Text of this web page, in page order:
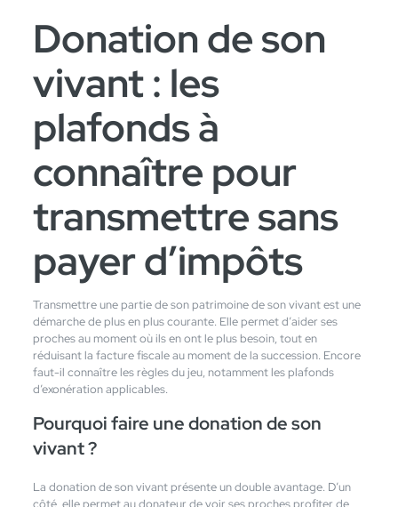
Donation de son
vivant : les
plafonds à
connaître pour
transmettre sans
payer d’impôts
Transmettre une partie de son patrimoine de son vivant est une
démarche de plus en plus courante. Elle permet d’aider ses
proches au moment où ils en ont le plus besoin, tout en
réduisant la facture fiscale au moment de la succession. Encore
faut-il connaître les règles du jeu, notamment les plafonds
d’exonération applicables.
Pourquoi faire une donation de son
vivant ?
La donation de son vivant présente un double avantage. D’un
côté, elle permet au donateur de voir ses proches profiter de